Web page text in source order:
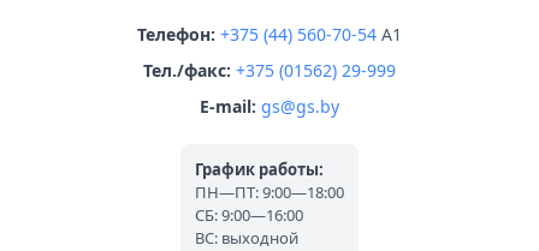
Телефон: +375 (44) 560-70-54 A1
Тел./факс: +375 (01562) 29-999
E-mail: gs@gs.by
График работы:
ПН—ПТ: 9:00—18:00
СБ: 9:00—16:00
ВС: выходной